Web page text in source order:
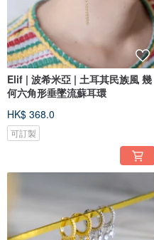
Elif | 波希米亞 | 土耳其民族風 幾
何六角形垂墜流蘇耳環
HK$ 368.0
可訂製